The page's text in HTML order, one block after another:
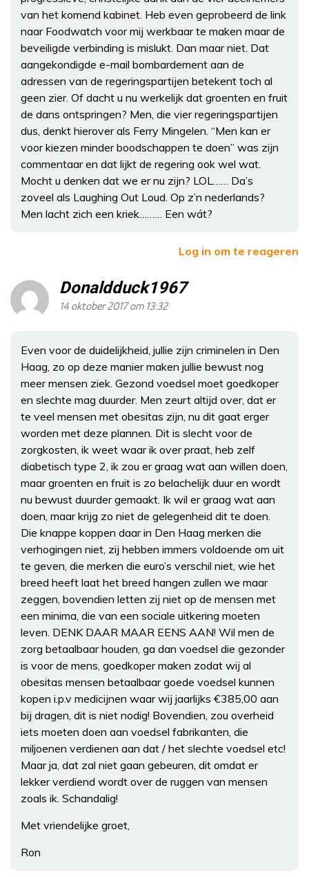
van het komend kabinet. Heb even geprobeerd de link
naar Foodwatch voor mij werkbaar te maken maar de
beveiligde verbinding is mislukt. Dan maar niet. Dat
aangekondigde e-mail bombardement aan de
adressen van de regeringspartijen betekent toch al
geen zier. Of dacht u nu werkelijk dat groenten en fruit
de dans ontspringen? Men, die vier regeringspartijen
dus, denkt hierover als Ferry Mingelen. “Men kan er
voor kiezen minder boodschappen te doen” was zijn
commentaar en dat lijkt de regering ook wel wat.
Mocht u denken dat we er nu zijn? LOL…… Da’s
zoveel als Laughing Out Loud. Op z’n nederlands?
Men lacht zich een kriek……… Een wát?
Log in om te reageren
Donaldduck1967
14 oktober 2017 om 13:32
Even voor de duidelijkheid, jullie zijn criminelen in Den
Haag, zo op deze manier maken jullie bewust nog
meer mensen ziek. Gezond voedsel moet goedkoper
en slechte mag duurder. Men zeurt altijd over, dat er
te veel mensen met obesitas zijn, nu dit gaat erger
worden met deze plannen. Dit is slecht voor de
zorgkosten, ik weet waar ik over praat, heb zelf
diabetisch type 2, ik zou er graag wat aan willen doen,
maar groenten en fruit is zo belachelijk duur en wordt
nu bewust duurder gemaakt. Ik wil er graag wat aan
doen, maar krijg zo niet de gelegenheid dit te doen.
Die knappe koppen daar in Den Haag merken die
verhogingen niet, zij hebben immers voldoende om uit
te geven, die merken die euro’s verschil niet, wie het
breed heeft laat het breed hangen zullen we maar
zeggen, bovendien letten zij niet op de mensen met
een minima, die van een sociale uitkering moeten
leven. DENK DAAR MAAR EENS AAN! Wil men de
zorg betaalbaar houden, ga dan voedsel die gezonder
is voor de mens, goedkoper maken zodat wij al
obesitas mensen betaalbaar goede voedsel kunnen
kopen i.p.v medicijnen waar wij jaarlijks €385,00 aan
bij dragen, dit is niet nodig! Bovendien, zou overheid
iets moeten doen aan voedsel fabrikanten, die
miljoenen verdienen aan dat / het slechte voedsel etc!
Maar ja, dat zal niet gaan gebeuren, dit omdat er
lekker verdiend wordt over de ruggen van mensen
zoals ik. Schandalig!
Met vriendelijke groet,
Ron